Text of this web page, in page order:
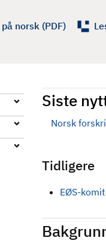
norsk (PDF)
Siste
Norsk
Tidligere
EØS-